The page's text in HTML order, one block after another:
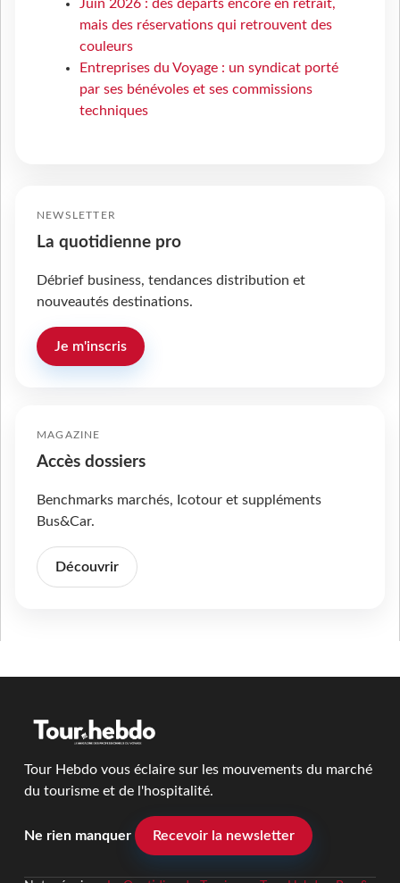
Juin 2026 : des départs encore en retrait,
mais des réservations qui retrouvent des
couleurs
Entreprises du Voyage : un syndicat porté
par ses bénévoles et ses commissions
techniques
NEWSLETTER
La quotidienne pro
Débrief business, tendances distribution et
nouveautés destinations.
Je m'inscris
MAGAZINE
Accès dossiers
Benchmarks marchés, Icotour et suppléments
Bus&Car.
Découvrir
Tour Hebdo vous éclaire sur les mouvements du marché
du tourisme et de l'hospitalité.
Ne rien manquer Recevoir la newsletter